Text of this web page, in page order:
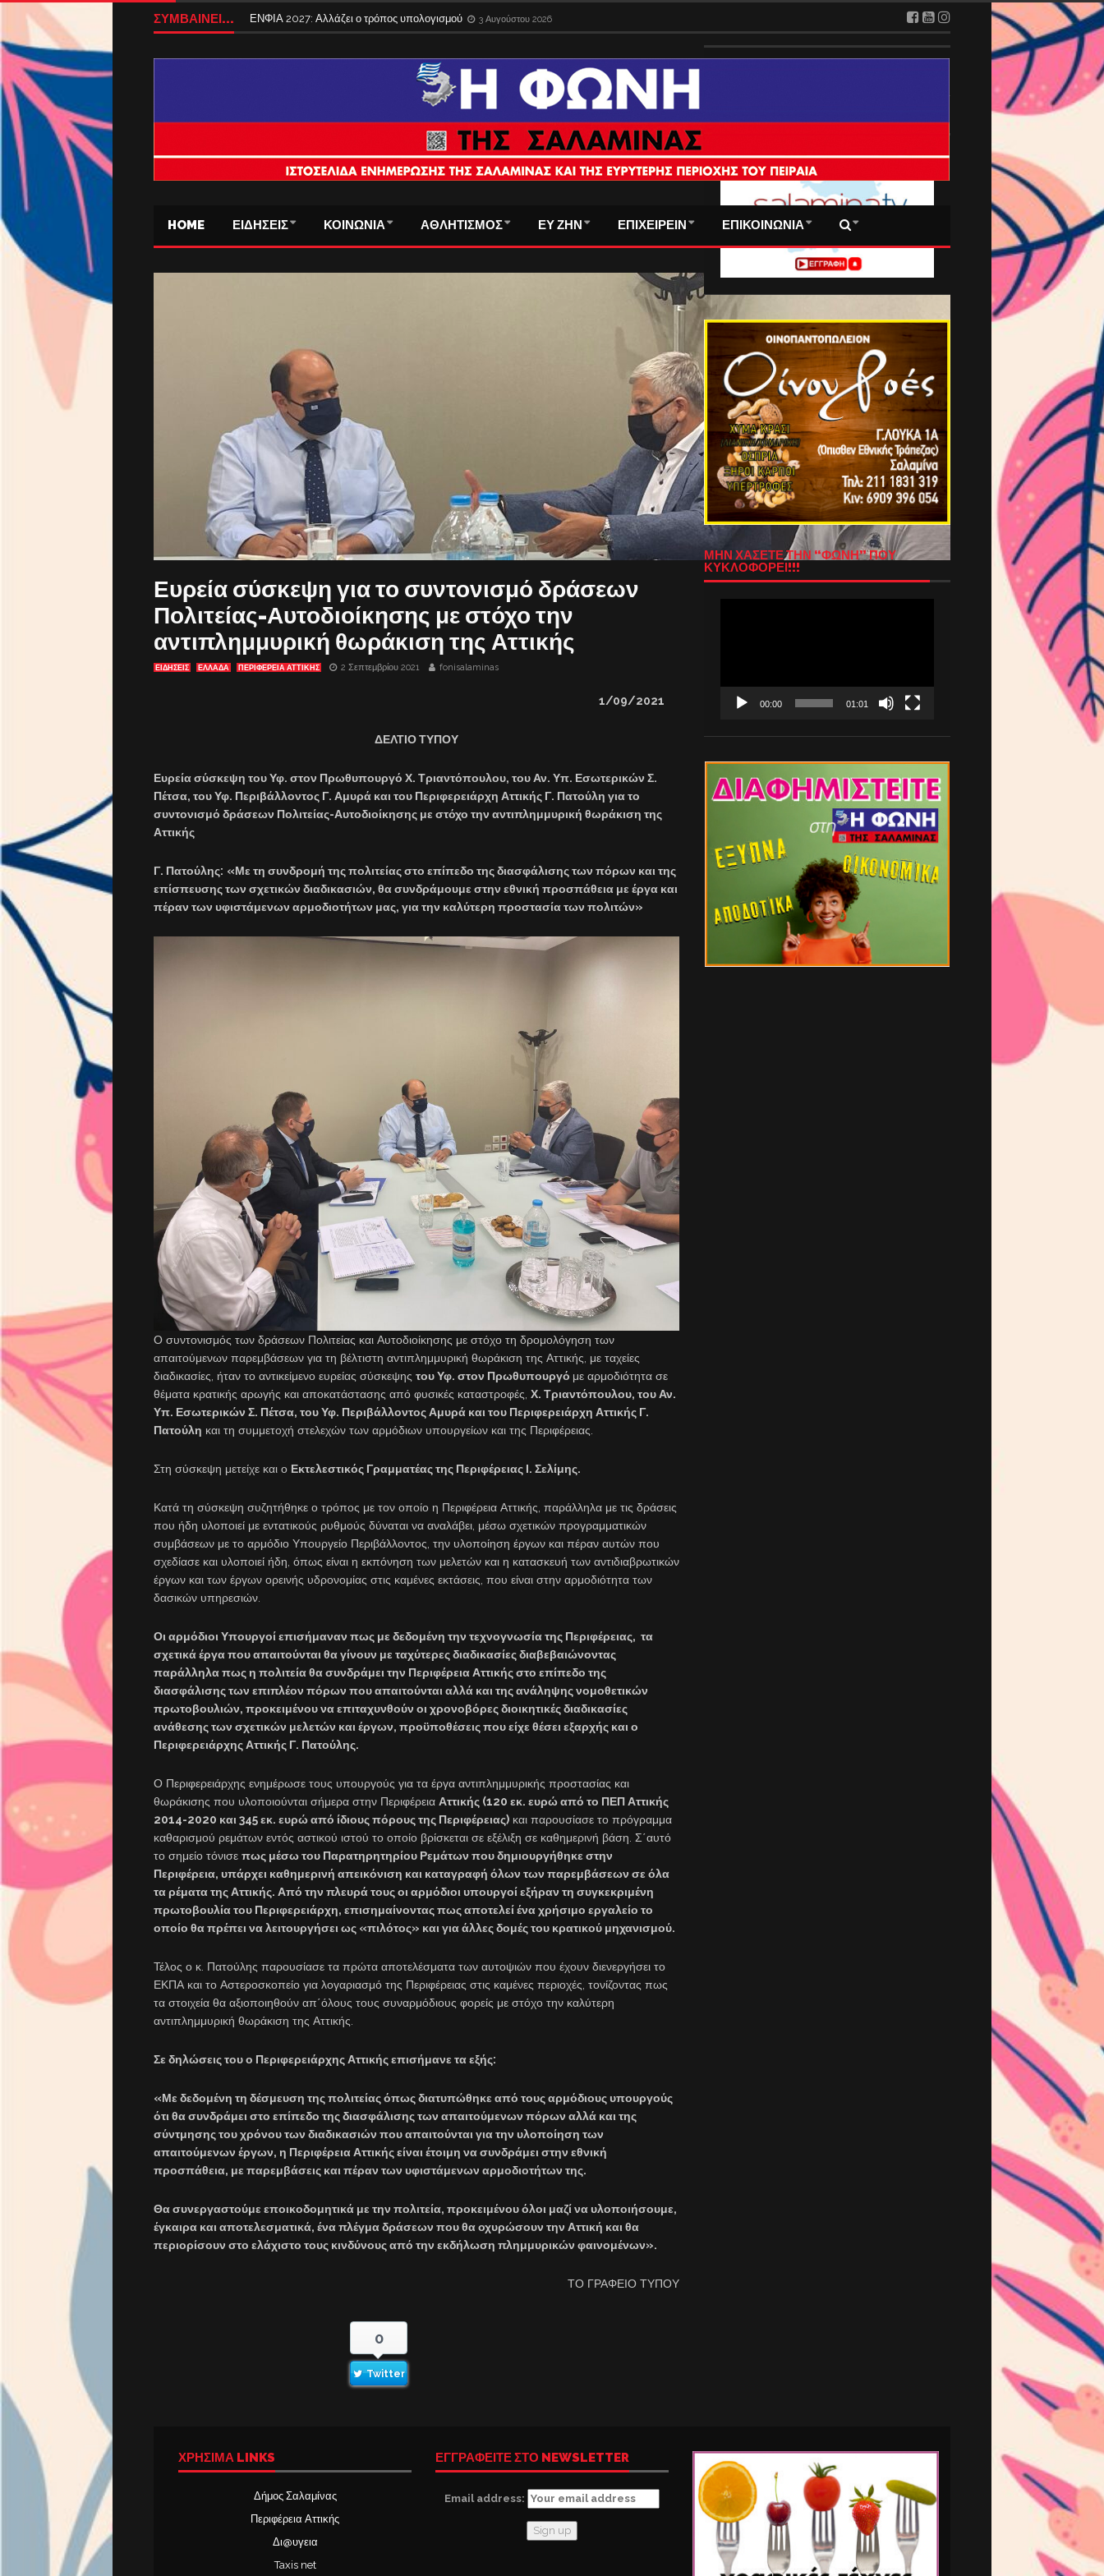
ΣΥΜΒΑΙΝΕΙ... Tέλος από σήμερα τα ταξίδια στο εξωτερικό με την παλιά ταυτότητα – Λήγει η προθεσμία
HOME ΕΙΔΗΣΕΙΣ ΚΟΙΝΩΝΙΑ ΑΘΛΗΤΙΣΜΟΣ ΕΥ ΖΗΝ ΕΠΙΧΕΙΡΕΙΝ ΕΠΙΚΟΙΝΩΝΙΑ
Ευρεία σύσκεψη για το συντονισμό δράσεων
Πολιτείας-Αυτοδιοίκησης με στόχο την
αντιπλημμυρική θωράκιση της Αττικής
ΕΙΔΗΣΕΙΣ ΕΛΛΑΔΑ ΠΕΡΙΦΕΡΕΙΑ ΑΤΤΙΚΗΣ 2 Σεπτεμβρίου 2021 fonisalaminas
1/09/2021
ΔΕΛΤΙΟ ΤΥΠΟΥ
Ευρεία σύσκεψη του Υφ. στον Πρωθυπουργό Χ. Τριαντόπουλου, του Αν. Υπ. Εσωτερικών Σ.
Πέτσα, του Υφ. Περιβάλλοντος Γ. Αμυρά και του Περιφερειάρχη Αττικής Γ. Πατούλη για το
συντονισμό δράσεων Πολιτείας-Αυτοδιοίκησης με στόχο την αντιπλημμυρική θωράκιση της
Αττικής
Γ. Πατούλης: «Με τη συνδρομή της πολιτείας στο επίπεδο της διασφάλισης των πόρων και της
επίσπευσης των σχετικών διαδικασιών, θα συνδράμουμε στην εθνική προσπάθεια με έργα και
πέραν των υφιστάμενων αρμοδιοτήτων μας, για την καλύτερη προστασία των πολιτών»
Ο συντονισμός των δράσεων Πολιτείας και Αυτοδιοίκησης με στόχο τη δρομολόγηση των
απαιτούμενων παρεμβάσεων για τη βέλτιστη αντιπλημμυρική θωράκιση της Αττικής, με ταχείες
διαδικασίες, ήταν το αντικείμενο ευρείας σύσκεψης του Υφ. στον Πρωθυπουργό με αρμοδιότητα σε
θέματα κρατικής αρωγής και αποκατάστασης από φυσικές καταστροφές, Χ. Τριαντόπουλου, του Αν.
Υπ. Εσωτερικών Σ. Πέτσα, του Υφ. Περιβάλλοντος Αμυρά και του Περιφερειάρχη Αττικής Γ.
Πατούλη και τη συμμετοχή στελεχών των αρμόδιων υπουργείων και της Περιφέρειας.
Στη σύσκεψη μετείχε και ο Εκτελεστικός Γραμματέας της Περιφέρειας Ι. Σελίμης.
Κατά τη σύσκεψη συζητήθηκε ο τρόπος με τον οποίο η Περιφέρεια Αττικής, παράλληλα με τις δράσεις
που ήδη υλοποιεί με εντατικούς ρυθμούς δύναται να αναλάβει, μέσω σχετικών προγραμματικών
συμβάσεων με το αρμόδιο Υπουργείο Περιβάλλοντος, την υλοποίηση έργων και πέραν αυτών που
σχεδίασε και υλοποιεί ήδη, όπως είναι η εκπόνηση των μελετών και η κατασκευή των αντιδιαβρωτικών
έργων και των έργων ορεινής υδρονομίας στις καμένες εκτάσεις, που είναι στην αρμοδιότητα των
δασικών υπηρεσιών.
Οι αρμόδιοι Υπουργοί επισήμαναν πως με δεδομένη την τεχνογνωσία της Περιφέρειας, τα
σχετικά έργα που απαιτούνται θα γίνουν με ταχύτερες διαδικασίες διαβεβαιώνοντας
παράλληλα πως η πολιτεία θα συνδράμει την Περιφέρεια Αττικής στο επίπεδο της
διασφάλισης των επιπλέον πόρων που απαιτούνται αλλά και της ανάληψης νομοθετικών
πρωτοβουλιών, προκειμένου να επιταχυνθούν οι χρονοβόρες διοικητικές διαδικασίες
ανάθεσης των σχετικών μελετών και έργων, προϋποθέσεις που είχε θέσει εξαρχής και ο
Περιφερειάρχης Αττικής Γ. Πατούλης.
Ο Περιφερειάρχης ενημέρωσε τους υπουργούς για τα έργα αντιπλημμυρικής προστασίας και
θωράκισης που υλοποιούνται σήμερα στην Περιφέρεια Αττικής (120 εκ. ευρώ από το ΠΕΠ Αττικής
2014-2020 και 345 εκ. ευρώ από ίδιους πόρους της Περιφέρειας) και παρουσίασε το πρόγραμμα
καθαρισμού ρεμάτων εντός αστικού ιστού το οποίο βρίσκεται σε εξέλιξη σε καθημερινή βάση. Σ΄αυτό
το σημείο τόνισε πως μέσω του Παρατηρητηρίου Ρεμάτων που δημιουργήθηκε στην
Περιφέρεια, υπάρχει καθημερινή απεικόνιση και καταγραφή όλων των παρεμβάσεων σε όλα
τα ρέματα της Αττικής. Από την πλευρά τους οι αρμόδιοι υπουργοί εξήραν τη συγκεκριμένη
πρωτοβουλία του Περιφερειάρχη, επισημαίνοντας πως αποτελεί ένα χρήσιμο εργαλείο το
οποίο θα πρέπει να λειτουργήσει ως «πιλότος» και για άλλες δομές του κρατικού μηχανισμού.
Τέλος ο κ. Πατούλης παρουσίασε τα πρώτα αποτελέσματα των αυτοψιών που έχουν διενεργήσει το
ΕΚΠΑ και το Αστεροσκοπείο για λογαριασμό της Περιφέρειας στις καμένες περιοχές, τονίζοντας πως
τα στοιχεία θα αξιοποιηθούν απ΄όλους τους συναρμόδιους φορείς με στόχο την καλύτερη
αντιπλημμυρική θωράκιση της Αττικής.
Σε δηλώσεις του ο Περιφερειάρχης Αττικής επισήμανε τα εξής:
«Με δεδομένη τη δέσμευση της πολιτείας όπως διατυπώθηκε από τους αρμόδιους υπουργούς
ότι θα συνδράμει στο επίπεδο της διασφάλισης των απαιτούμενων πόρων αλλά και της
σύντμησης του χρόνου των διαδικασιών που απαιτούνται για την υλοποίηση των
απαιτούμενων έργων, η Περιφέρεια Αττικής είναι έτοιμη να συνδράμει στην εθνική
προσπάθεια, με παρεμβάσεις και πέραν των υφιστάμενων αρμοδιοτήτων της.
Θα συνεργαστούμε εποικοδομητικά με την πολιτεία, προκειμένου όλοι μαζί να υλοποιήσουμε,
έγκαιρα και αποτελεσματικά, ένα πλέγμα δράσεων που θα οχυρώσουν την Αττική και θα
περιορίσουν στο ελάχιστο τους κινδύνους από την εκδήλωση πλημμυρικών φαινομένων».
ΤΟ ΓΡΑΦΕΙΟ ΤΥΠΟΥ
0
Twitter
ΜΗΝ ΧΑΣΕΤΕ ΤΗΝ “ΦΩΝΗ” ΠΟΥ
ΚΥΚΛΟΦΟΡΕΙ!!!
00:00 01:01
ΧΡΉΣΙΜΑ LINKS
Δήμος Σαλαμίνας
Περιφέρεια Αττικής
Δι@υγεια
Taxis net
ΕΓΓΡΑΦΕΙΤΕ ΣΤΟ NEWSLETTER
Email address: